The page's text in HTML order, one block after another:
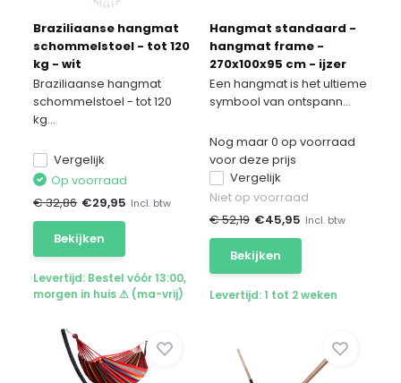
Braziliaanse hangmat
schommelstoel - tot 120
kg - wit
Braziliaanse hangmat
schommelstoel - tot 120
kg...
Vergelijk
Op voorraad
€ 32,86 €29,95 Incl. btw
Bekijken
Levertijd: Bestel vóór 13:00,
morgen in huis ⚠ (ma-vrij)
Hangmat standaard -
hangmat frame -
270x100x95 cm - ijzer
Een hangmat is het ultieme
symbool van ontspann...
Nog maar 0 op voorraad
voor deze prijs
Vergelijk
Niet op voorraad
€ 52,19 €45,95 Incl. btw
Bekijken
Levertijd: 1 tot 2 weken